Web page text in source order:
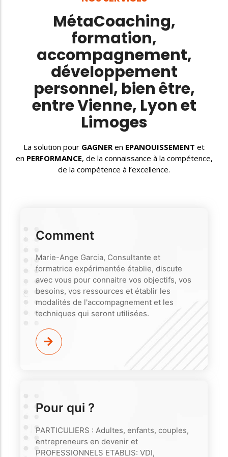
MétaCoaching,
formation,
accompagnement,
développement
personnel, bien être,
entre Vienne, Lyon et
Limoges
La solution pour GAGNERen EPANOUISSEMENT et
en PERFORMANCE, de la connaissance à la compétence,
de la compétence à l’excellence.
Comment
Marie-Ange Garcia, Consultante et
formatrice expérimentée établie, discute
avec vous pour connaitre vos objectifs, vos
besoins, vos ressources et établir les
modalités de l'accompagnement et les
techniques qui seront utilisées.
Pour qui ?
PARTICULIERS : Adultes, enfants, couples,
entrepreneurs en devenir et
PROFESSIONNELS ETABLIS: VDI,